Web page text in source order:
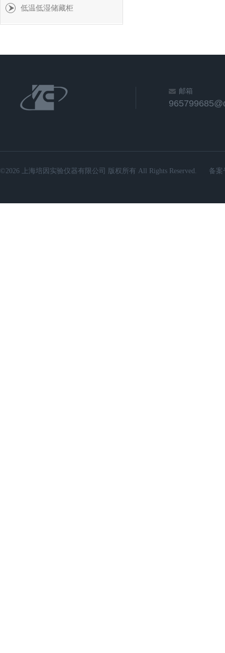
低温低湿储藏柜
邮箱
©2026 上海培因实验仪器有限公司 版权所有 All Rights Reserved. 备案